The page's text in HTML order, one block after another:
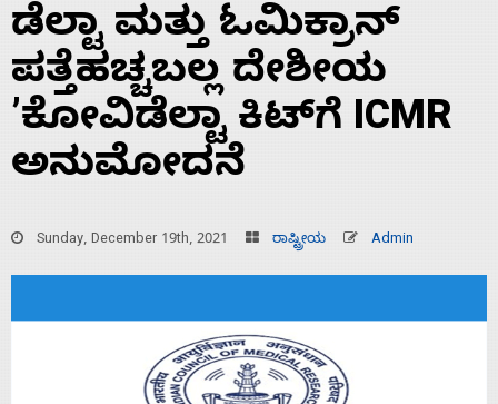
ಡೆಲ್ಟಾ ಮತ್ತು ಓಮಿಕ್ರಾನ್
ಪತ್ತೆಹಚ್ಚಬಲ್ಲ ದೇಶೀಯ
ʼಕೋವಿಡೆಲ್ಟಾ ಕಿಟ್‌ಗೆ ICMR
ಅನುಮೋದನೆ
Sunday, December 19th, 2021 ರಾಷ್ಟ್ರೀಯ Admin